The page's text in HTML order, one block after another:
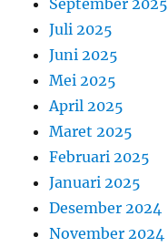
Juli 2025
Juni 2025
Mei 2025
April 2025
Maret 2025
Februari 2025
Januari 2025
Desember 2024
November 2024